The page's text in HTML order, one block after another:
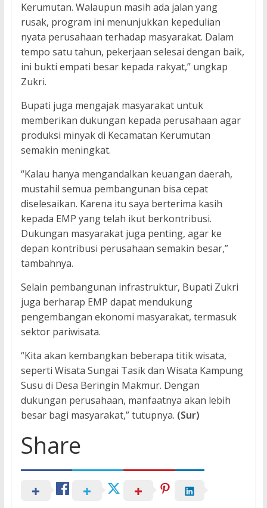
Kerumutan. Walaupun masih ada jalan yang
rusak, program ini menunjukkan kepedulian
nyata perusahaan terhadap masyarakat. Dalam
tempo satu tahun, pekerjaan selesai dengan baik,
ini bukti empati besar kepada rakyat,” ungkap
Zukri.
Bupati juga mengajak masyarakat untuk
memberikan dukungan kepada perusahaan agar
produksi minyak di Kecamatan Kerumutan
semakin meningkat.
“Kalau hanya mengandalkan keuangan daerah,
mustahil semua pembangunan bisa cepat
diselesaikan. Karena itu saya berterima kasih
kepada EMP yang telah ikut berkontribusi.
Dukungan masyarakat juga penting, agar ke
depan kontribusi perusahaan semakin besar,”
tambahnya.
Selain pembangunan infrastruktur, Bupati Zukri
juga berharap EMP dapat mendukung
pengembangan ekonomi masyarakat, termasuk
sektor pariwisata.
“Kita akan kembangkan beberapa titik wisata,
seperti Wisata Sungai Tasik dan Wisata Kampung
Susu di Desa Beringin Makmur. Dengan
dukungan perusahaan, manfaatnya akan lebih
besar bagi masyarakat,” tutupnya. (Sur)
Share